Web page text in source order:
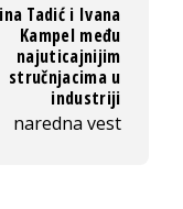
Tadić i Ivana
Kampel među
najuticajnijim
stručnjacima u
industriji
naredna vest